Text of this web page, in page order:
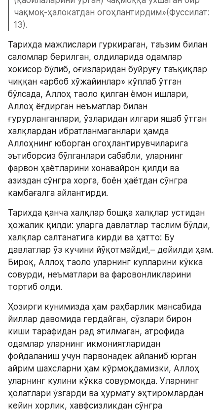
чақмоқ-ҳалокатдан огоҳлантирдим»(Фуссилат:
13).
Тарихда мажлислари гуркираган, таъзим билан
саломлар берилган, олдиларида одамлар
хокисор бўлиб, оғизларидан буйруғу таъқиқлар
чиққан «арбоб хўжайинлар» кўплаб ўтган
бўлсада, Аллоҳ таоло қилган ёмон ишлари,
Аллоҳ ёғдирган неъматлар билан
ғурурланганлари, ўзларидан илгари яшаб ўтган
халқлардан ибратланмаганлари ҳамда
Аллоҳнинг юборган огоҳлантирувчиларига
эътиборсиз бўлганлари сабабли, уларнинг
фарвон ҳаётларини хонавайрон қилди ва
азиздан сўнгра хорга, боён ҳаётдан сўнгра
камбағалга айлантирди.
Тарихда қанча халқлар бошқа халқлар устидан
ҳожалик қилди: уларга давлатлар таслим бўлди,
халқлар салтанатига кирди ва ҳатто: Бу
давлатлар ўз кучини йўқотмайди!,– дейилди ҳам.
Бироқ, Аллоҳ таоло уларнинг кулларини кўкка
совурди, неъматлари ва фаровонликларини
тортиб олди.
Ҳозирги кунимизда ҳам раҳбарлик мансабида
йиллар давомида гердайган, сўзлари бирон
киши тарафидан рад этилмаган, атрофида
одамлар уларнинг икмониятларидан
фойдаланиш учун парвонадек айланиб юрган
айрим шахсларни ҳам кўрмоқдамизки, Аллоҳ
уларнинг кулини кўкка совурмоқда. Уларнинг
ҳолатлари ўзгарди ва ҳурмату эҳтиромлардан
кейин хорлик, хавфсизликдан сўнгра